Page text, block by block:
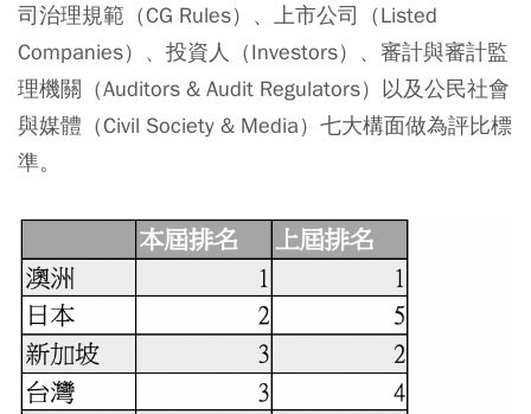
司治理規範（CG Rules）、上市公司（Listed
Companies）、投資人（Investors）、審計與審計監
理機關（Auditors & Audit Regulators）以及公民社會
與媒體（Civil Society & Media）七大構面做為評比標
準。